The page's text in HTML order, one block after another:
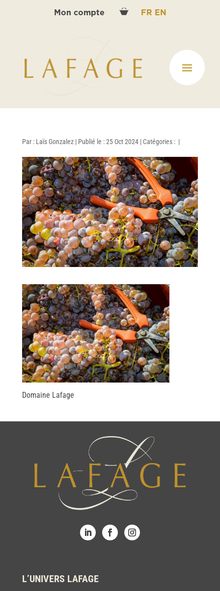
Mon compte FR EN
Par : Laïs Gonzalez | Publié le : 25 Oct 2024 | Catégories : |
Domaine Lafage
L’UNIVERS LAFAGE